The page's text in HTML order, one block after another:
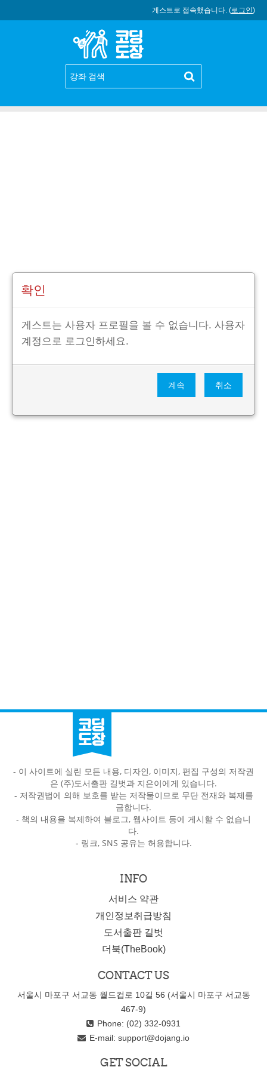
게스트로 접속했습니다. (로그인)
확인
게스트는 사용자 프로필을 볼 수 없습니다. 사용자
계정으로 로그인하세요.
- 이 사이트에 실린 모든 내용, 디자인, 이미지, 편집 구성의 저작권
은 (주)도서출판 길벗과 지은이에게 있습니다.
- 저작권법에 의해 보호를 받는 저작물이므로 무단 전재와 복제를
금합니다.
- 책의 내용을 복제하여 블로그, 웹사이트 등에 게시할 수 없습니
다.
- 링크, SNS 공유는 허용합니다.
INFO
서비스 약관
개인정보취급방침
도서출판 길벗
더북(TheBook)
CONTACT US
서울시 마포구 서교동 월드컵로 10길 56 (서울시 마포구 서교동
467-9)
Phone: (02) 332-0931
E-mail: support@dojang.io
GET SOCIAL